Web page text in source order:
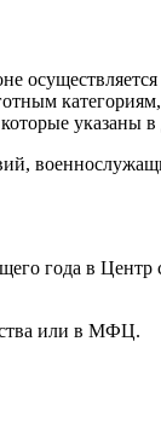
указаны в
года в
или в МФЦ.